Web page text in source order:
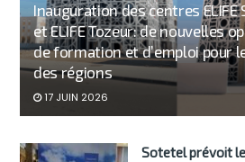
Inauguration des centres ELIFE
et ELIFE Tozeur: de nouvelles
de formation et d’emploi pour
des régions
17 JUIN 2026
Sotetel prévoit